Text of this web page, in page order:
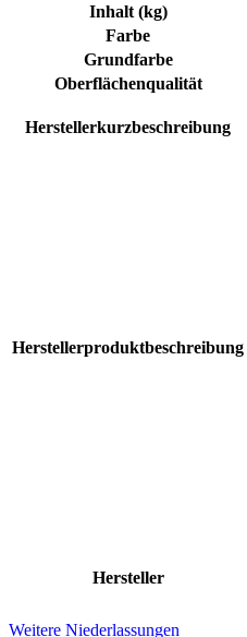
Inhalt (kg)
Farbe
Grundfarbe
Oberflächenqualität
Herstellerkurzbeschreibung
Herstellerproduktbeschreibung
Hersteller
Weitere Niederlassungen